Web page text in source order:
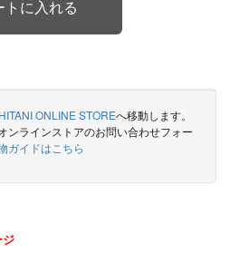
ONLINE STOREへ移動します。
ンラインストアのお問い合わせフォー
ガイドはこちら